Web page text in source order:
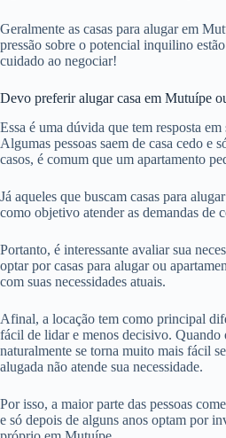
Geralmente as casas para alugar em
pressão sobre o potencial inquilino
cuidado ao negociar!
Devo preferir alugar casa em Mutuípe
Essa é uma dúvida que tem resposta
Algumas pessoas saem de casa cedo e
casos, é comum que um apartamento
Já aqueles que buscam casas para
como objetivo atender as demandas de
Portanto, é interessante avaliar sua
optar por casas para alugar ou
com suas necessidades atuais.
Afinal, a locação tem como principal
fácil de lidar e menos decisivo. Quando
naturalmente se torna muito mais fácil
alugada não atende sua necessidade.
Por isso, a maior parte das pessoas
e só depois de alguns anos optam por